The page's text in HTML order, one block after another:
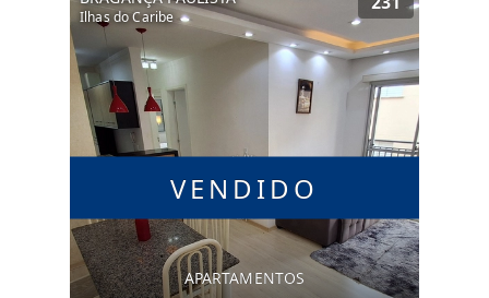
VENDIDO
Ilhas do Caribe
APARTAMENTOS